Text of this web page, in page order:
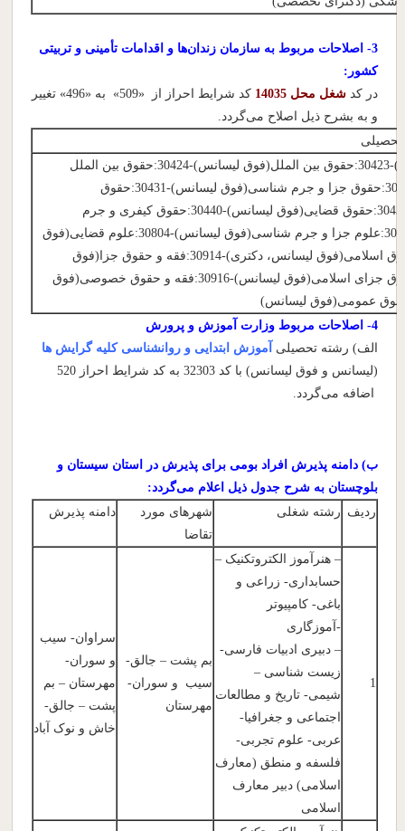
3- اصلاحات مربوط به سازمان زندان‌ها و اقدامات تأمینی و تربیتی
کشور:
در کد شغل محل 14035
کد شرایط احراز از «509» به «496» تغییر
و به بشرح ذیل اصلاح می‌گردد.
تحصیلی
30417:حقوق(فوق لیسانس)-30423:حقوق بین الملل(فوق لیسانس)-30424:حقوق بین الملل
عمومی(فوق لیسانس)-30429:حقوق جزا و جرم شناسی(فوق لیسانس)-30431:حقوق
خصوصی(فوق لیسانس)-30435:حقوق قضایی(فوق لیسانس)-30440:حقوق کیفری و جرم
شناسی(فوق لیسانس)-30771:علوم جزا و جرم شناسی(فوق لیسانس)-30804:علوم قضایی(فوق
لیسانس)-30913:فقه و حقوق اسلامی(فوق لیسانس، دکتری)-30914:فقه و حقوق جزا(فوق
لیسانس)-30915:فقه و حقوق جزای اسلامی(فوق لیسانس)-30916:فقه و حقوق خصوصی(فوق
4- اصلاحات مربوط وزارت آموزش و پرورش
الف) رشته تحصیلی آموزش ابتدایی و روانشناسی کلیه گرایش ها
(لیسانس و فوق لیسانس) با کد 32303 به کد شرایط احراز 520
اضافه می‌گردد.
ب) دامنه پذیرش افراد بومی برای پذیرش در استان سیستان و
بلوچستان به شرح جدول ذیل اعلام می‌گردد:
ردیف رشته شغلی
شهرهای مورد
تقاضا
دامنه پذیرش
1
– هنرآموز الکتروتکنیک –
حسابداری- زراعی و
باغی- کامپیوتر
-آموزگاری
– دبیری ادبیات فارسی-
زیست شناسی –
شیمی- تاریخ و مطالعات
اجتماعی و جغرافیا-
عربی- علوم تجربی-
فلسفه و منطق (معارف
اسلامی) دبیر معارف
اسلامی
بم پشت – جالق-
سیب و سوران-
مهرستان
سراوان- سیب
و سوران-
مهرستان – بم
پشت – جالق-
خاش و نوک آباد